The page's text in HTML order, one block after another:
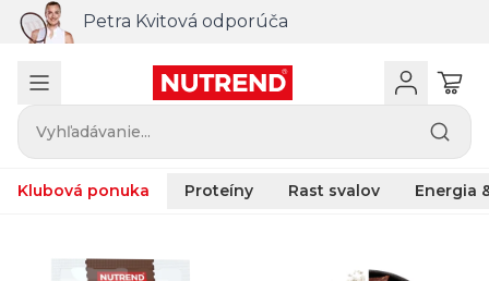
Petra Kvitová odporúča
Vyhľadávanie...
Klubová ponuka Proteíny Rast svalov Energia